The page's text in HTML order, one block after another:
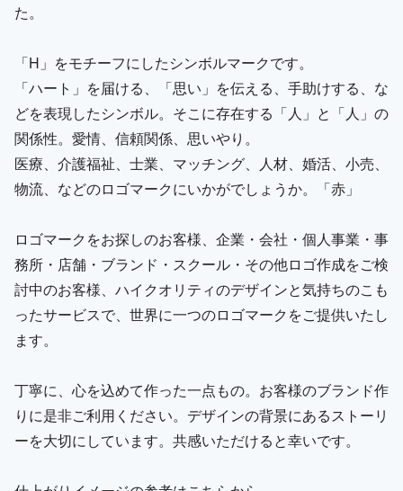
た。
「H」をモチーフにしたシンボルマークです。
「ハート」を届ける、「思い」を伝える、手助けする、な
どを表現したシンボル。そこに存在する「人」と「人」の
関係性。愛情、信頼関係、思いやり。
医療、介護福祉、士業、マッチング、人材、婚活、小売、
物流、などのロゴマークにいかがでしょうか。「赤」
ロゴマークをお探しのお客様、企業・会社・個人事業・事
務所・店舗・ブランド・スクール・その他ロゴ作成をご検
討中のお客様、ハイクオリティのデザインと気持ちのこも
ったサービスで、世界に一つのロゴマークをご提供いたし
ます。
丁寧に、心を込めて作った一点もの。お客様のブランド作
りに是非ご利用ください。デザインの背景にあるストーリ
ーを大切にしています。共感いただけると幸いです。